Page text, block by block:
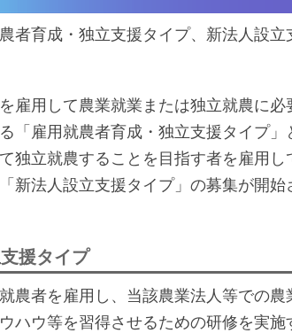
者育成・独立支援タイプ、新法人設
雇用して農業就業または独立就農に
「雇用就農者育成・独立支援タイプ」
独立就農することを目指す者を雇用し
新法人設立支援タイプ」の募集が開始
援タイプ
農者を雇用し、当該農業法人等での
ハウ等を習得させるための研修を実施